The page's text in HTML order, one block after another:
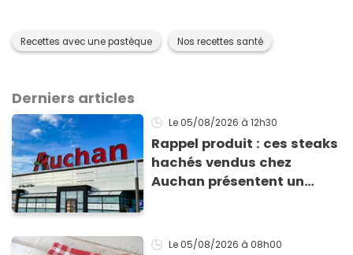
Recettes avec une pastèque Nos recettes santé
Derniers articles
Le 05/08/2026 à 12h30
Rappel produit : ces steaks
hachés vendus chez
Auchan présentent un
Le 05/08/2026 à 08h00